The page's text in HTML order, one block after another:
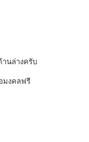
นล่างครับ
มงคลฟรี